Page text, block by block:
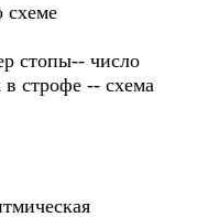
схеме
стопы-- число
в строфе -- схема